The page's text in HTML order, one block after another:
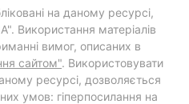
на даному ресурсі,
Використання матеріалів
вимог, описаних в
сайтом". Використовувати
ресурсі, дозволяється
умов: гіперпосилання на